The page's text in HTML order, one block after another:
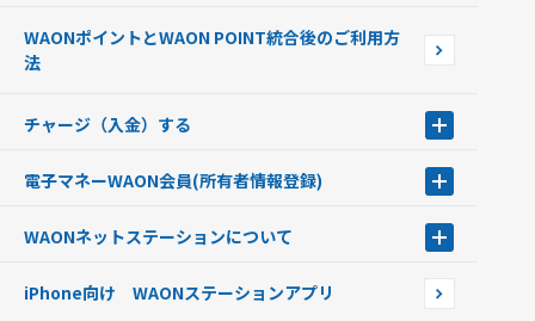
ポイントの有効期限について
WAONポイントとWAON POINT統合後のご利用方
法
チャージ（入金）する
現金でチャージする
銀行口座・ATMからチャージする
オートチャージ
ポイントからチャージする
電子マネーWAON会員(所有者情報登録)
WAON POINTサービス会員登録に伴う個人データの共同利用のお知
WAONネットステーションについて
WAONネットステーションWAON端末について
iPhone向け WAONステーションアプリ